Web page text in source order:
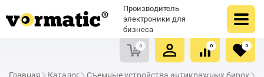
Производитель
электроники для
бизнеса
0
Очистить список сравнения
0
Очистить избранное
0